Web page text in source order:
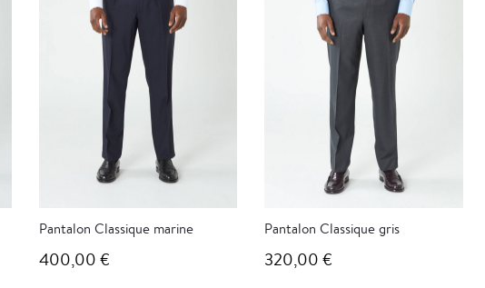
Pantalon Classique marine
400,00 €
Pantalon Classique gris
320,00 €